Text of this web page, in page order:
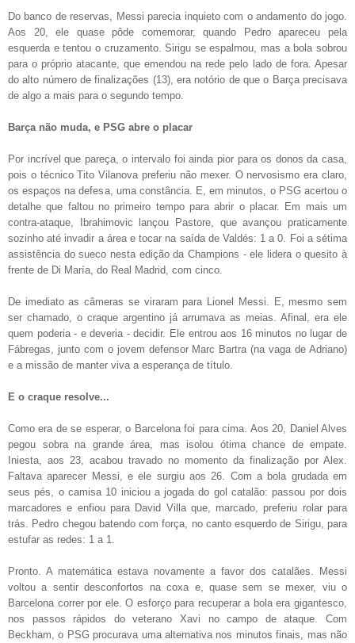
Do banco de reservas, Messi parecia inquieto com o andamento do jogo.
Aos 20, ele quase pôde comemorar, quando Pedro apareceu pela
esquerda e tentou o cruzamento. Sirigu se espalmou, mas a bola sobrou
para o próprio atacante, que emendou na rede pelo lado de fora. Apesar
do alto número de finalizações (13), era notório de que o Barça precisava
de algo a mais para o segundo tempo.
Barça não muda, e PSG abre o placar
Por incrível que pareça, o intervalo foi ainda pior para os donos da casa,
pois o técnico Tito Vilanova preferiu não mexer. O nervosismo era claro,
os espaços na defesa, uma constância. E, em minutos, o PSG acertou o
detalhe que faltou no primeiro tempo para abrir o placar. Em mais um
contra-ataque, Ibrahimovic lançou Pastore, que avançou praticamente
sozinho até invadir a área e tocar na saída de Valdés: 1 a 0. Foi a sétima
assistência do sueco nesta edição da Champions - ele lidera o quesito à
frente de Di María, do Real Madrid, com cinco.
De imediato as câmeras se viraram para Lionel Messi. E, mesmo sem
ser chamado, o craque argentino já arrumava as meias. Afinal, era ele
quem poderia - e deveria - decidir. Ele entrou aos 16 minutos no lugar de
Fábregas, junto com o jovem defensor Marc Bartra (na vaga de Adriano)
e a missão de manter viva a esperança de título.
E o craque resolve...
Como era de se esperar, o Barcelona foi para cima. Aos 20, Daniel Alves
pegou sobra na grande área, mas isolou ótima chance de empate.
Iniesta, aos 23, acabou travado no momento da finalização por Alex.
Faltava aparecer Messi, e ele surgiu aos 26. Com a bola grudada em
seus pés, o camisa 10 iniciou a jogada do gol catalão: passou por dois
marcadores e enfiou para David Villa que, marcado, preferiu rolar para
trás. Pedro chegou batendo com força, no canto esquerdo de Sirigu, para
estufar as redes: 1 a 1.
Pronto. A matemática estava novamente a favor dos catalães. Messi
voltou a sentir desconfortos na coxa e, quase sem se mexer, viu o
Barcelona correr por ele. O esforço para recuperar a bola era gigantesco,
nos passos rápidos do veterano Xavi no campo de ataque. Com
Beckham, o PSG procurava uma alternativa nos minutos finais, mas não